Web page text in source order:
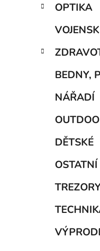
OPTIKA
BEDNY,
NÁŘADÍ
DĚTSKÉ